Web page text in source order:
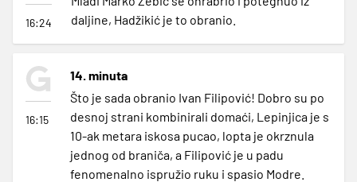
16:24
daljine, Hadžikić je to obranio.
16:15
14. minuta
Što je sada obranio Ivan Filipović! Dobro su po
desnoj strani kombinirali domaći, Lepinjica je s
10-ak metara iskosa pucao, lopta je okrznula
jednog od braniča, a Filipović je u padu
fenomenalno ispružio ruku i spasio Modre.